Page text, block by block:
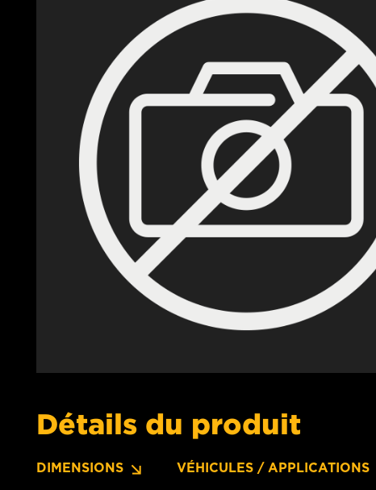
Détails du produit
DIMENSIONS VÉHICULES / APPLICATIONS